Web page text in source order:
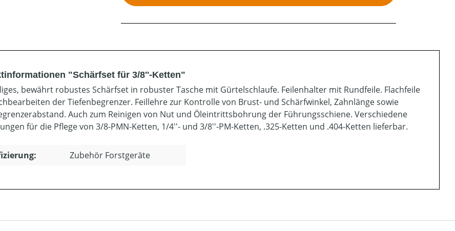
"Schärfset für 3/8''-Ketten"
bewährt robustes Schärfset in robuster Tasche mit Gürtelschlaufe. Feilenhalter mit Rundfeile. Flachfeile
der Tiefenbegrenzer. Feillehre zur Kontrolle von Brust- und Schärfwinkel, Zahnlänge sowie
Auch zum Reinigen von Nut und Öleintrittsbohrung der Führungsschiene. Verschiedene
für die Pflege von 3/8-PMN-Ketten, 1/4''- und 3/8''-PM-Ketten, .325-Ketten und .404-Ketten lieferbar.
Zubehör Forstgeräte